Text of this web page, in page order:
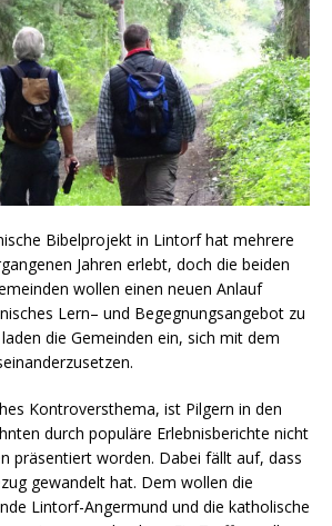
Bibelprojekt in Lintorf hat mehrere
Jahren erlebt, doch die beiden
wollen einen neuen Anlauf
Lern– und Begegnungsangebot zu
die Gemeinden ein, sich mit dem
Kontroversthema, ist Pilgern in den
durch populäre Erlebnisberichte nicht
präsentiert worden. Dabei fällt auf, dass
gewandelt hat. Dem wollen die
Lintorf-Angermund und die katholische